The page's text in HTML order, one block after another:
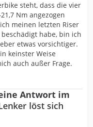
steht, dass die vier
Nm angezogen
meinen letzten Riser
habe, bin ich
etwas vorsichtiger.
keinster Weise
auch außer Frage.
Antwort im
löst sich